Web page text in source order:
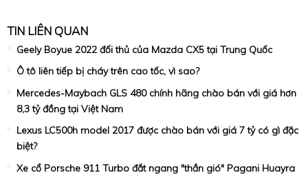
TIN LIÊN QUAN
Geely Boyue 2022 đối thủ của Mazda CX5 tại Trung Quốc
Ô tô liên tiếp bị cháy trên cao tốc, vì sao?
Mercedes-Maybach GLS 480 chính hãng chào bán với giá hơn
8,3 tỷ đồng tại Việt Nam
Lexus LC500h model 2017 được chào bán với giá 7 tỷ có gì đặc
biệt?
Xe cổ Porsche 911 Turbo đắt ngang "thần gió" Pagani Huayra